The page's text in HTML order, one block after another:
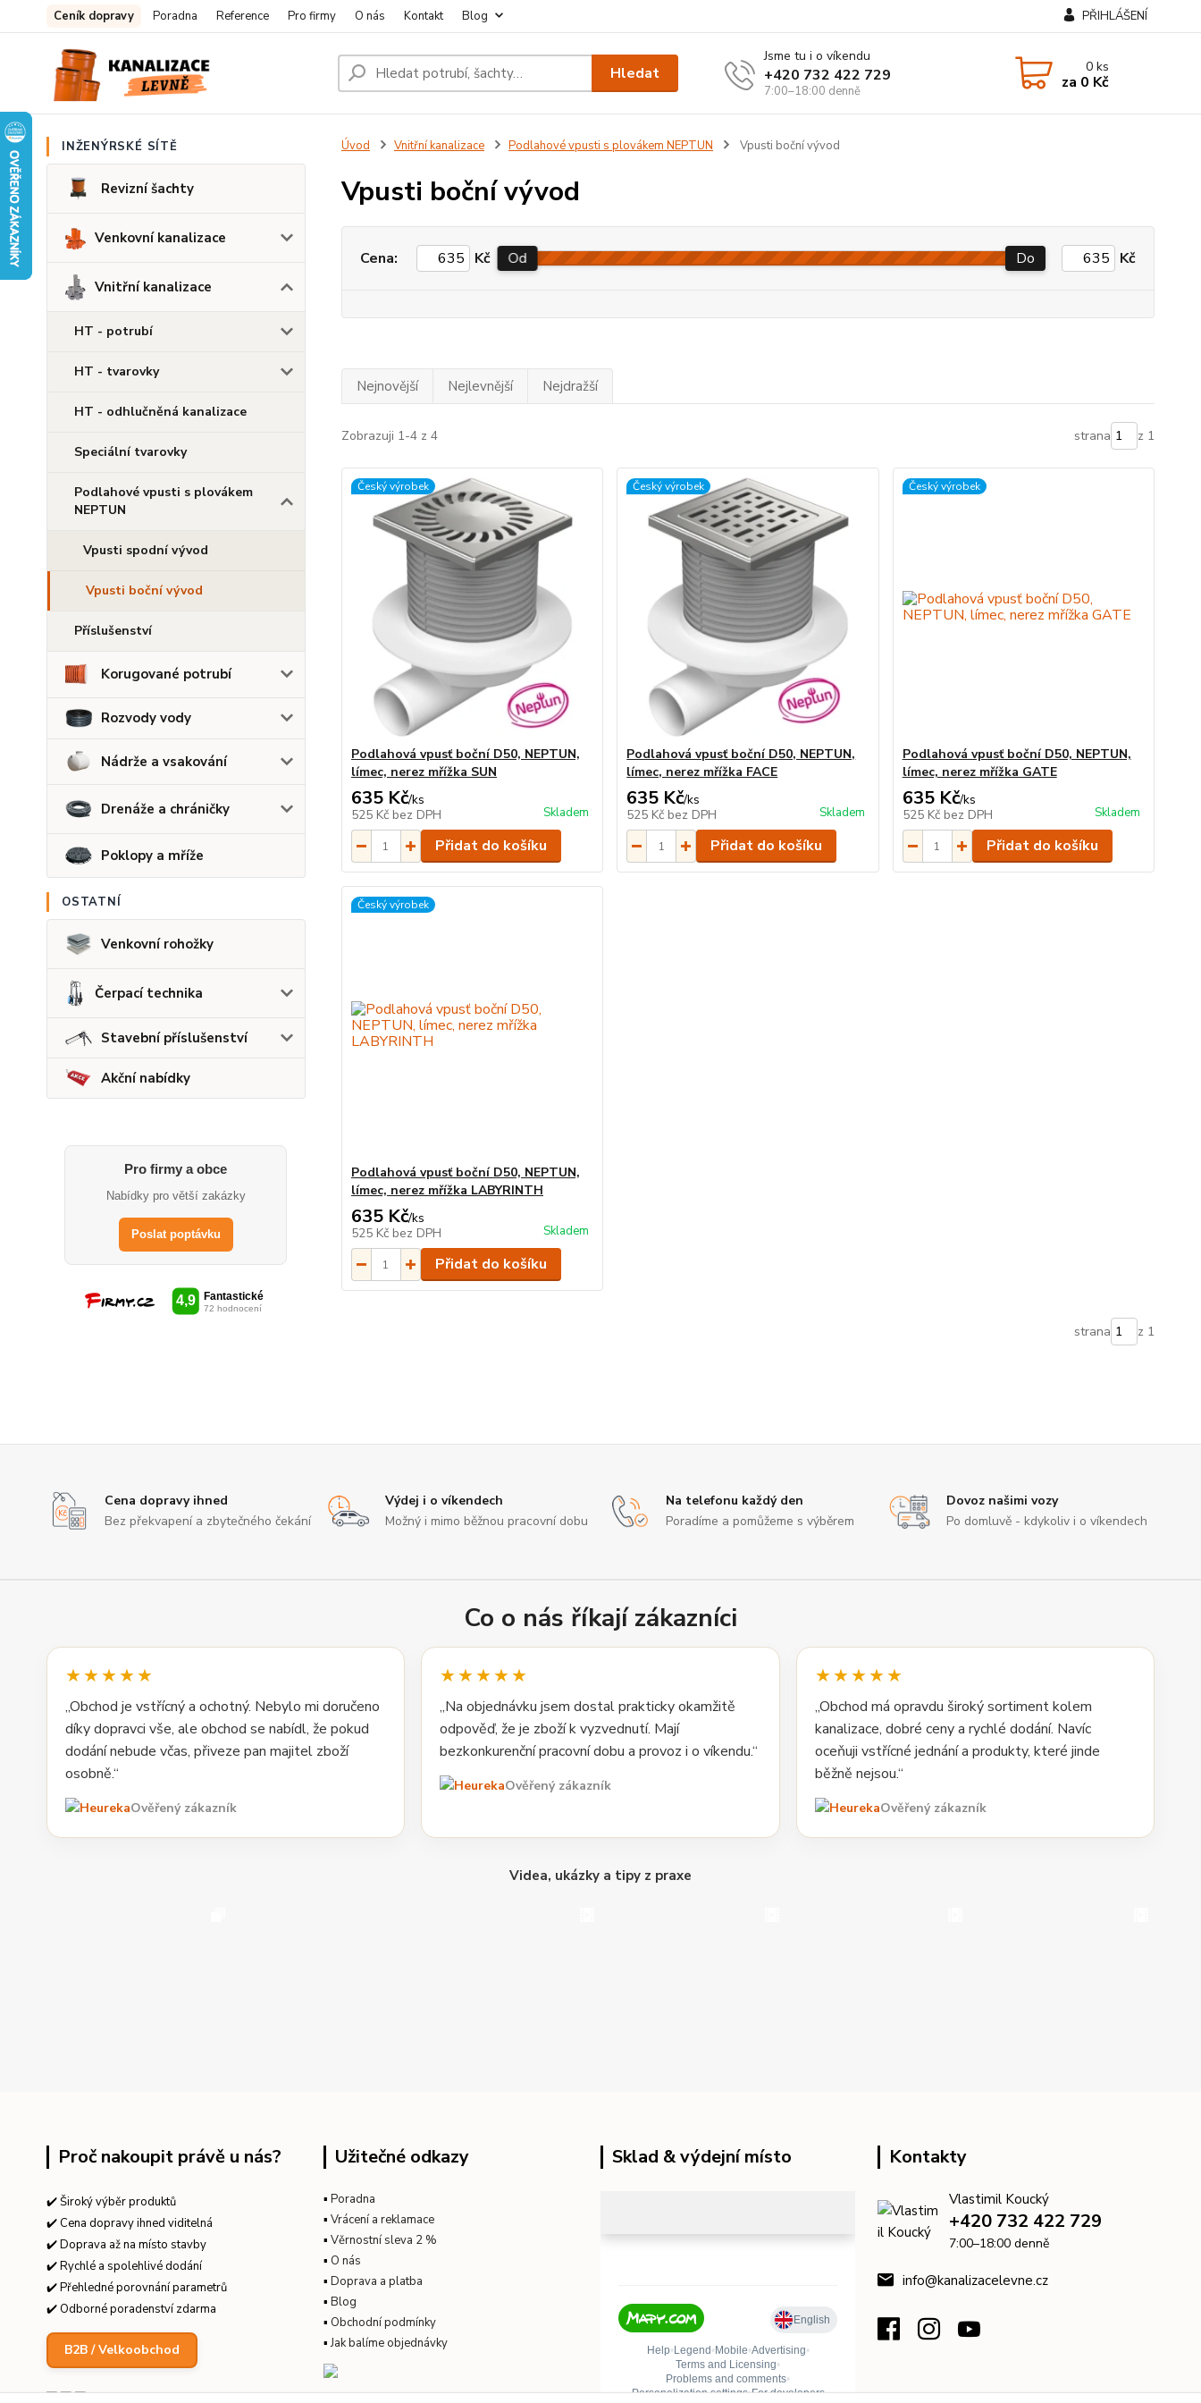
Ceník dopravy Poradna Reference Pro firmy O nás Kontakt Blog PŘIHLÁŠENÍ
Hledat
Jsme tu i o víkendu
+420 732 422 729
7:00–18:00 denně
0ks
za 0 Kč
INŽENÝRSKÉ SÍTĚ
Revizní šachty
Venkovní kanalizace
Vnitřní kanalizace
HT - potrubí
HT - tvarovky
HT - odhlučněná kanalizace
Speciální tvarovky
Podlahové vpusti s plovákem
NEPTUN
Vpusti spodní vývod
Vpusti boční vývod
Příslušenství
Korugované potrubí
Rozvody vody
Nádrže a vsakování
Drenáže a chráničky
Poklopy a mříže
OSTATNÍ
Venkovní rohožky
Čerpací technika
Stavební příslušenství
Akční nabídky
Pro firmy a obce
Nabídky pro větší zakázky
Poslat poptávku
Úvod Vnitřní kanalizace Podlahové vpusti s plovákem NEPTUN Vpusti boční vývod
Vpusti boční vývod
Cena: Kč Od Do Kč
Nejnovější Nejlevnější Nejdražší
Zobrazuji 1-4 z 4 strana z 1
Český výrobek
Podlahová vpusť boční D50, NEPTUN,
límec, nerez mřížka SUN
635 Kč/ks
525 Kč bez DPH Skladem
Přidat do košíku
Český výrobek
Podlahová vpusť boční D50, NEPTUN,
límec, nerez mřížka FACE
635 Kč/ks
525 Kč bez DPH Skladem
Přidat do košíku
Český výrobek
Podlahová vpusť boční D50, NEPTUN,
límec, nerez mřížka GATE
635 Kč/ks
525 Kč bez DPH Skladem
Přidat do košíku
Český výrobek
Podlahová vpusť boční D50, NEPTUN,
límec, nerez mřížka LABYRINTH
635 Kč/ks
525 Kč bez DPH Skladem
Přidat do košíku
strana z 1
Cena dopravy ihned
Bez překvapení a zbytečného čekání
Výdej i o víkendech
Možný i mimo běžnou pracovní dobu
Na telefonu každý den
Poradíme a pomůžeme s výběrem
Dovoz našimi vozy
Po domluvě - kdykoliv i o víkendech
Co o nás říkají zákazníci
★★★★★
„Obchod je vstřícný a ochotný. Nebylo mi doručeno
díky dopravci vše, ale obchod se nabídl, že pokud
dodání nebude včas, přiveze pan majitel zboží
osobně.“
Ověřený zákazník
★★★★★
„Na objednávku jsem dostal prakticky okamžitě
odpověď, že je zboží k vyzvednutí. Mají
bezkonkurenční pracovní dobu a provoz i o víkendu.“
Ověřený zákazník
★★★★★
„Obchod má opravdu široký sortiment kolem
kanalizace, dobré ceny a rychlé dodání. Navíc
oceňuji vstřícné jednání a produkty, které jinde
běžně nejsou.“
Ověřený zákazník
Videa, ukázky a tipy z praxe
Proč nakoupit právě u nás?
✔️ Široký výběr produktů
✔️ Cena dopravy ihned viditelná
✔️ Doprava až na místo stavby
✔️ Rychlé a spolehlivé dodání
✔️ Přehledné porovnání parametrů
✔️ Odborné poradenství zdarma
B2B / Velkoobchod
Užitečné odkazy
▪ Poradna
▪ Vrácení a reklamace
▪ Věrnostní sleva 2 %
▪ O nás
▪ Doprava a platba
▪ Blog
▪ Obchodní podmínky
▪Jak balíme objednávky
Sklad & výdejní místo Kontakty
Vlastimil Koucký
+420 732 422 729
7:00–18:00 denně
info@kanalizacelevne.cz